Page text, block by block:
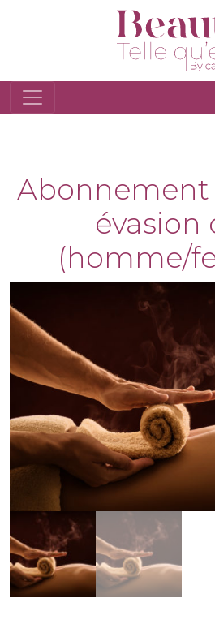
Abonnement
évasion
(homme/